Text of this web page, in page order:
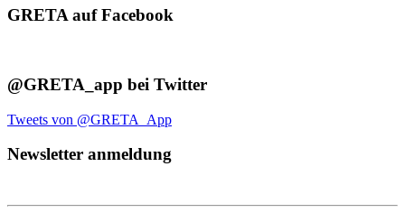
GRETA auf Facebook
@GRETA_app bei Twitter
Tweets von @GRETA_App
Newsletter anmeldung